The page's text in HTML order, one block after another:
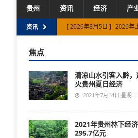
贵州 资讯 经济 产
资讯 [ 2026年8月5日 ] 2026年
[ 2026年8月4日 ] 贵州省
[ 2026年8月3日 ] 多个行
[ 2026年8月6日 ] 贵州省
焦点
清凉山水引客入黔，
火贵州夏日经济
2021年7月14日 星期
2021年贵州林下经
295.7亿元